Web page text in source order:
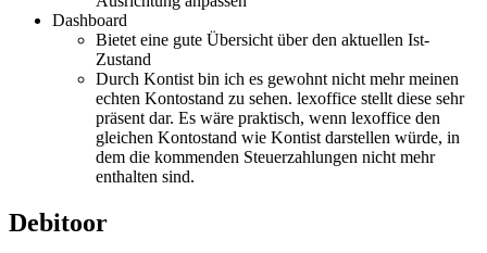
Dashboard
Bietet eine gute Übersicht über den aktuellen Ist-
Zustand
Durch Kontist bin ich es gewohnt nicht mehr meinen
echten Kontostand zu sehen. lexoffice stellt diese sehr
präsent dar. Es wäre praktisch, wenn lexoffice den
gleichen Kontostand wie Kontist darstellen würde, in
dem die kommenden Steuerzahlungen nicht mehr
enthalten sind.
Debitoor